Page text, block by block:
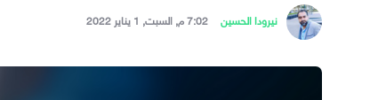
نيرودا الحسين 7:02 م, السبت, 1 يناير 2022